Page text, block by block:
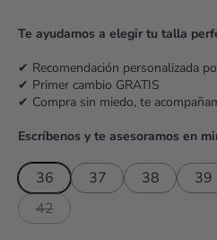
r
c
e
Te ayudamos a elegir tu talla
✔ Recomendación personalizada
✔ Primer cambio GRATIS
✔ Compra sin miedo, te
Escríbenos y te asesoramos en
36 37 38 39
42